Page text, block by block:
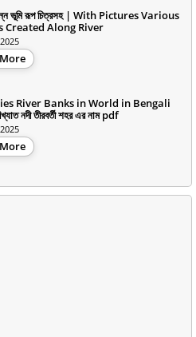
ভূমি রূপ চিত্রসহ | With Pictures Various
Created Along River
River Banks in World in Bengali
নদী তীরবর্তী শহর এর নাম pdf